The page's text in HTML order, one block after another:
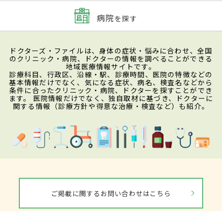
病院を探す
ドクターズ・ファイルは、身体の症状・悩みに合わせ、全国
のクリニック・病院、ドクターの情報を調べることができる
地域医療情報サイトです。
診療科目、行政区、沿線・駅、診療時間、医院の特徴などの
基本情報だけでなく、気になる症状、病名、検査名などから
条件に合ったクリニック・病院、ドクターを探すことができ
ます。 医院情報だけでなく、独自取材に基づき、ドクターに
関する情報（診療方針や得意な治療・検査など）も紹介。
ご掲載に関するお問い合わせはこちら